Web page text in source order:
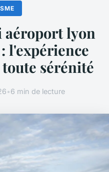
aéroport lyon
l'expérience
sérénité
•6 min de lecture